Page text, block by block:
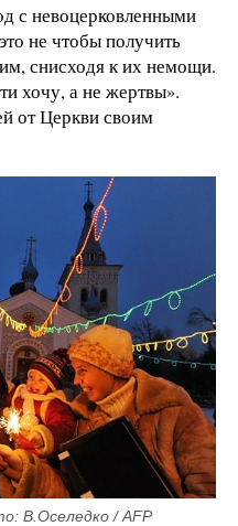
с невоцерковленными
не чтобы получить
снисходя к их немощи.
хочу, а не жертвы».
от Церкви своим
В.Оселедко / AFP